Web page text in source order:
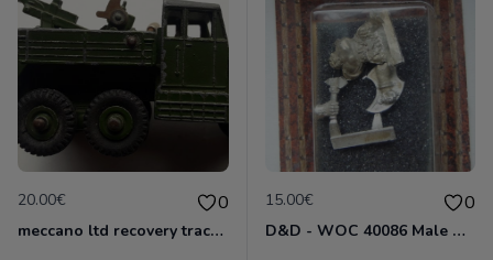
20.00€ 0
meccano ltd recovery tractor N°661
15.00€ 0
D&D - WOC 40086 Male Dwarven Cleric Miniature - Donjons Dragons